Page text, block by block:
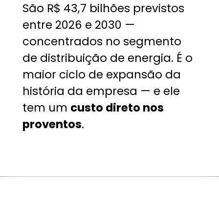
São R$ 43,7 bilhões previstos
entre 2026 e 2030 —
concentrados no segmento
de distribuição de energia. É o
maior ciclo de expansão da
história da empresa — e ele
tem um custo direto nos
proventos.